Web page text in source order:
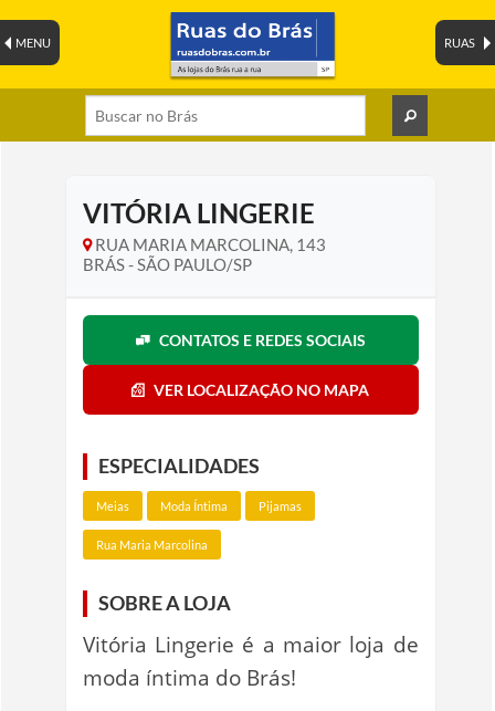
RUAS
MENU
VITÓRIA LINGERIE
RUA MARIA MARCOLINA, 143
BRÁS - SÃO PAULO/SP
CONTATOS E REDES SOCIAIS
VER LOCALIZAÇÃO NO MAPA
ESPECIALIDADES
Meias Moda Íntima Pijamas
Rua Maria Marcolina
SOBRE A LOJA
Vitória Lingerie é a maior loja de
moda íntima do Brás!